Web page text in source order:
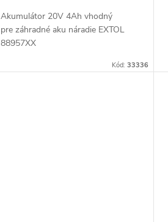
Akumulátor 20V 4Ah vhodný
pre záhradné aku náradie EXTOL
88957XX
Kód: 33336